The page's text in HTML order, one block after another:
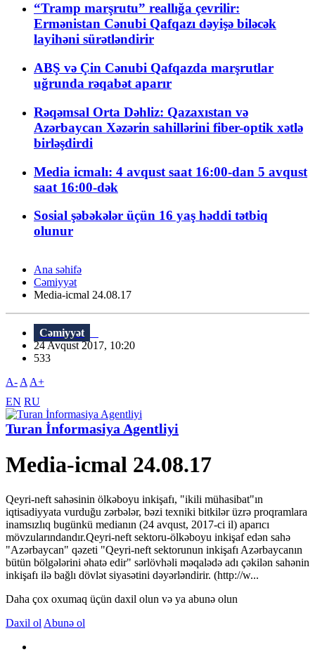
“Tramp marşrutu” reallığa çevrilir:
Ermənistan Cənubi Qafqazı dəyişə biləcək
layihəni sürətləndirir
ABŞ və Çin Cənubi Qafqazda marşrutlar
uğrunda rəqabət aparır
Rəqəmsal Orta Dəhliz: Qazaxıstan və
Azərbaycan Xəzərin sahillərini fiber-optik xətlə
birləşdirdi
Media icmalı: 4 avqust saat 16:00-dan 5 avqust
saat 16:00-dək
Sosial şəbəkələr üçün 16 yaş həddi tətbiq
olunur
Ana səhifə
Cəmiyyət
Media-icmal 24.08.17
Cəmiyyət
24 Avqust 2017, 10:20
533
A- A A+
EN RU
Turan İnformasiya Agentliyi
Media-icmal 24.08.17
Qeyri-neft sahəsinin ölkəboyu inkişafı, "ikili mühasibat"ın
iqtisadiyyata vurduğu zərbələr, bəzi texniki bitkilər üzrə proqramlara
inamsızlıq bugünkü medianın (24 avqust, 2017-ci il) aparıcı
mövzularındandır.Qeyri-neft sektoru-ölkəboyu inkişaf edən sahə
"Azərbaycan" qəzeti "Qeyri-neft sektorunun inkişafı Azərbaycanın
bütün bölgələrini əhatə edir" sərlövhəli məqalədə adı çəkilən sahənin
inkişafı ilə bağlı dövlət siyasətini dəyərləndirir. (http://w...
Daha çox oxumaq üçün daxil olun və ya abunə olun
Daxil ol Abunə ol